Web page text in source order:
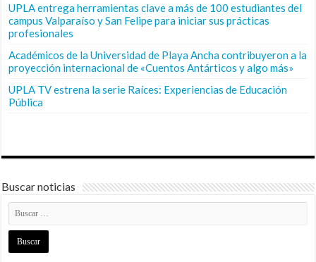
UPLA entrega herramientas clave a más de 100 estudiantes del
campus Valparaíso y San Felipe para iniciar sus prácticas
profesionales
Académicos de la Universidad de Playa Ancha contribuyeron a la
proyección internacional de «Cuentos Antárticos y algo más»
UPLA TV estrena la serie Raíces: Experiencias de Educación
Pública
Buscar noticias